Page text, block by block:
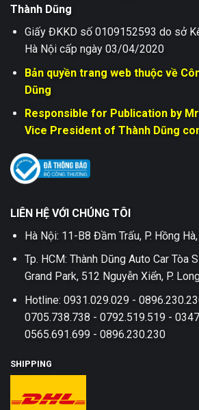
Thành Dũng
Giấy ĐKKD số 0109152593 do sở
Hà Nội cấp ngày 03/04/2020
Bản quyền trang web thuộc về
Dũng
Responsible for Publication by
Vice President of Thành Dũng
LIÊN HỆ VỚI CHÚNG TÔI
Hà Nội: 11-B8 Đầm Trấu, P. Hồng
Tp. HCM: Thành Dũng Auto Car Tòa
Grand Park, 512 Nguyễn Xiển, P.
Hotline: 0931.029.029 -
0705.738.738 - 0792.519.519 -
0565.691.699 - 0896.230.230
SHIPPING